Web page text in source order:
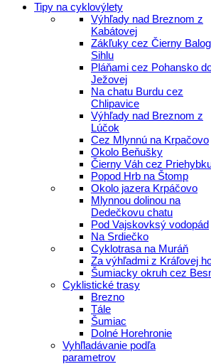
Tipy na cyklovýlety
Výhľady nad Breznom z
Kabátovej
Zákľuky cez Čierny
Sihlu
Pláňami cez Pohansko
Ježovej
Na chatu Burdu cez
Chlipavice
Výhľady nad Breznom z
Lúčok
Cez Mlynnú na Krpačovo
Okolo Beňušky
Čierny Váh cez
Popod Hrb na Štomp
Okolo jazera Krpáčovo
Mlynnou dolinou na
Dedečkovu chatu
Pod Vajskovksý vodopád
Na Srdiečko
Cyklotrasa na Muráň
Za výhľadmi z Kráľovej
Šumiacky okruh cez
Cyklistické trasy
Brezno
Tále
Šumiac
Dolné Horehronie
Vyhľladávanie podľa
parametrov